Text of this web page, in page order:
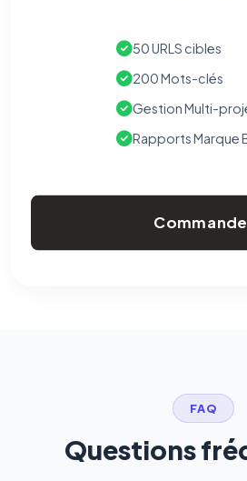
50 URLS cibles
200 Mots-clés
Gestion Multi-
Rapports Marque
FAQ
Questions